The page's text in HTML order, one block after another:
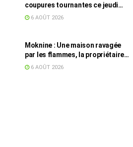
coupures tournantes ce jeudi
dans plusieurs régions
6 AOÛT 2026
Moknine : Une maison ravagée
par les flammes, la propriétaire
accuse la STEG et la SONEDE
6 AOÛT 2026